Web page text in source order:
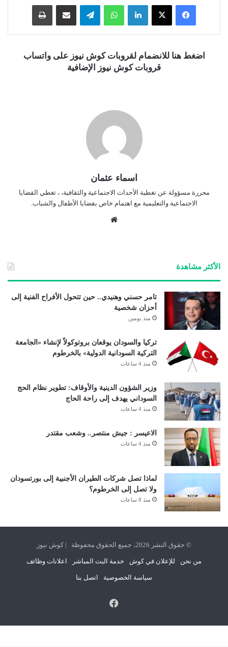
فيسبوك ‫X لينكدإن واتساب تيلقرام
اضغط هنا للانضمام لقروبات كوش نيوز على واتساب
قروبات كوش نيوز الإضافية
اسماء عثمان
محررة مسؤولة عن تغطية الأحداث الاجتماعية والثقافية، ، تغطي القضايا
الاجتماعية والتعليمية مع اهتمام خاص بقضايا الأطفال والشباب.
الأكثر مشاهدة
تامر حسني وهنيدي.. حين تتحول الأفراح الفنية إلى
أحزان شخصية
منذ يومين
تركيا والسودان يوقعان بروتوكولاً لإنشاء «الجامعة
التركية السودانية الدولية» بالخرطوم
منذ 4 ساعات
وزير الشؤون الدينية والأوقاف: تطوير نظام الحج
السوداني يهدف إلى راحة الحاج
منذ 4 ساعات
الاعيسر : جيش منتصر.. وشعب مقتدر
منذ 4 ساعات
لماذا تصل شركات الطيران الأجنبية إلى بورتسودان
ولا تصل إلى الخرطوم؟
منذ 8 ساعات
© حقوق النشر 2026، جميع الحقوق محفوظة | كوش نيوز
من نحن للإعلان في كوش خدمة البث المباشر اعلانات وظائف
سياسة الخصوصية اتصل بنا